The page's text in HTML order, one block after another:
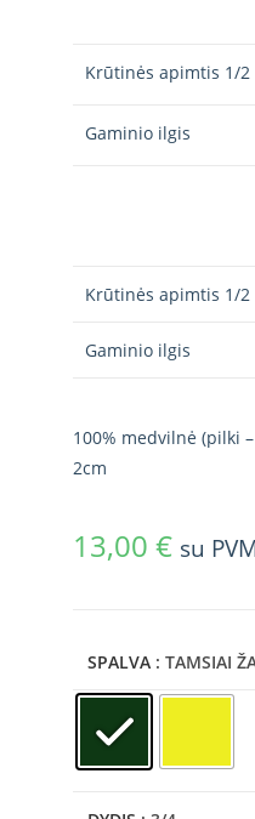
Krūtinės apimtis 1/2
Gaminio ilgis
Krūtinės apimtis 1/2
Gaminio ilgis
100% medvilnė (pilki
2cm
13,00 € su
SPALVA : TAMSIAI